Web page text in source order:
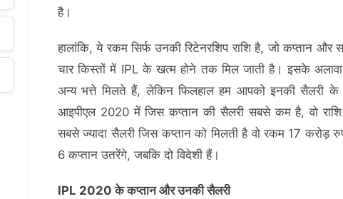
है।
हालांकि, ये रकम सिर्फ उनकी रिटेनरशिप राशि है, जो कप्तान और
चार किस्तों में IPL के खत्म होने तक मिल जाती है। इसके
अन्य भत्ते मिलते हैं, लेकिन फिलहाल हम आपको इनकी सैलरी के
आइपीएल 2020 में जिस कप्तान की सैलरी सबसे कम है, वो
सबसे ज्यादा सैलरी जिस कप्तान को मिलती है वो रकम 17 करोड़
6 कप्तान उतरेंगे, जबकि दो विदेशी हैं।
IPL 2020 के कप्तान और उनकी सैलरी